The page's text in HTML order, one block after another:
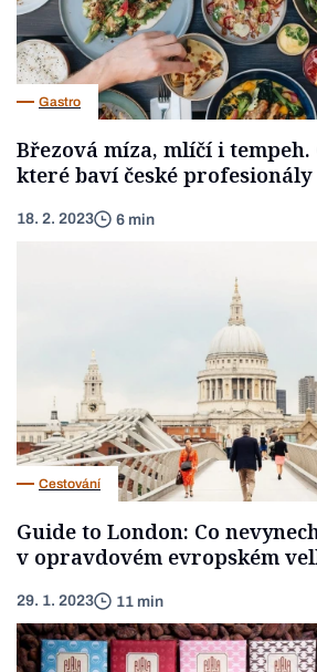
Gastro
Březová míza, mlíčí i
které baví české profesionály
18. 2. 2023 6 min
Cestování
Guide to London: Co
v opravdovém evropském
29. 1. 2023 11 min